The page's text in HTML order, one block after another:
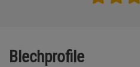
Blechprofile